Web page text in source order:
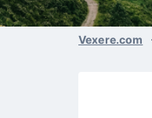
Vexere.com